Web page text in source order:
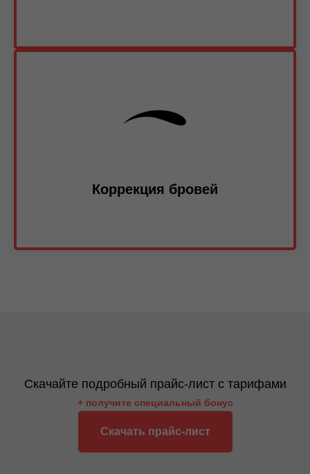
Коррекция бровей
Скачайте подробный прайс-лист с тарифами
+ получите специальный бонус
Скачать прайс-лист